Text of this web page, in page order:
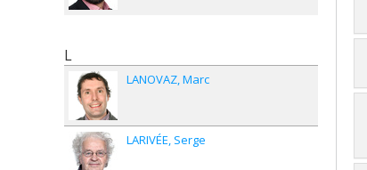
L
LANOVAZ Marc
LARIVÉE Serge